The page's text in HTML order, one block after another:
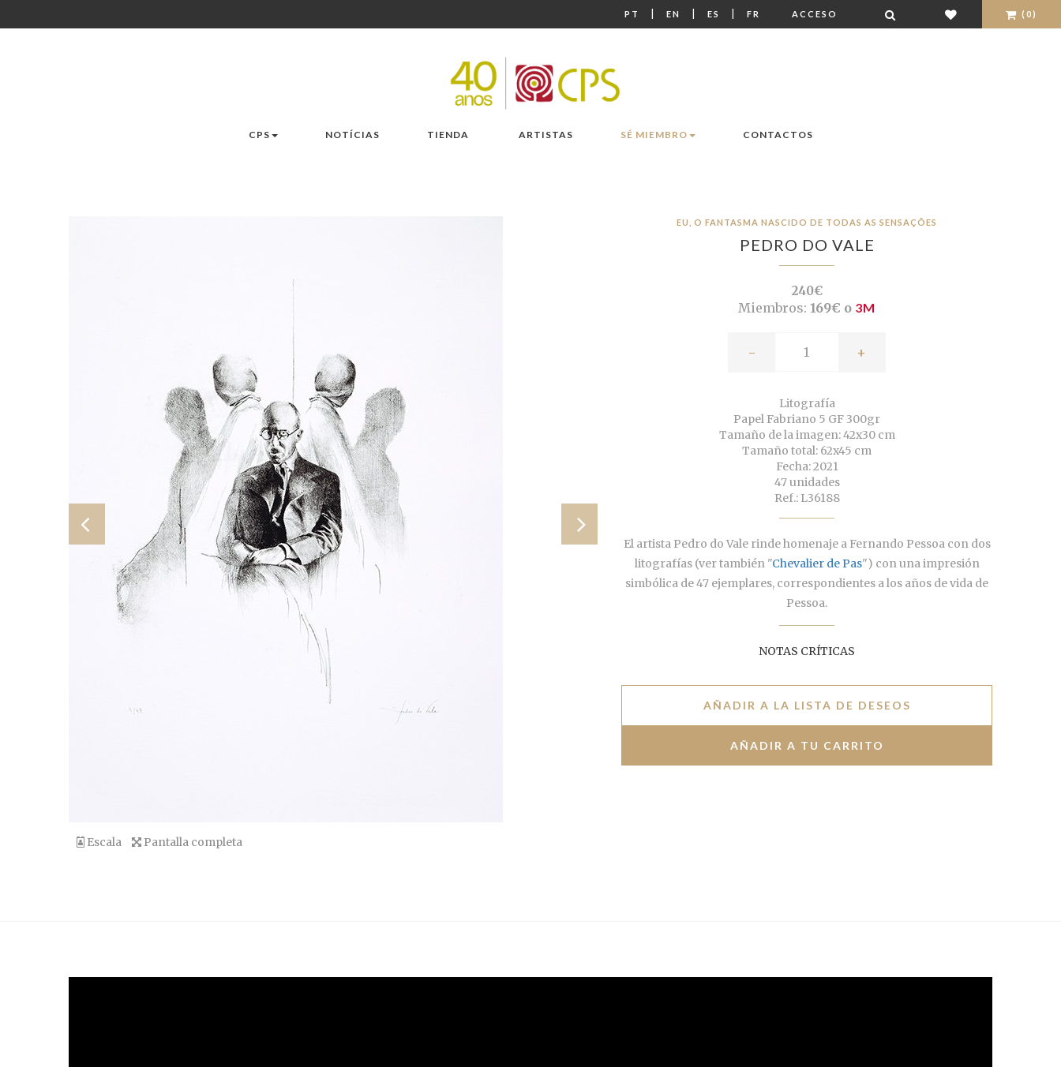
PT | EN | ES | FR ACCESO (0)
CPS NOTÍCIAS TIENDA ARTISTAS SÉ MIEMBRO CONTACTOS
Escala Pantalla completa
EU, O FANTASMA NASCIDO DE TODAS AS SENSAÇÕES
PEDRO DO VALE
240€
Miembros: 169€ o 3M
- +
Litografía
Papel Fabriano 5 GF 300gr
Tamaño de la imagen: 42x30 cm
Tamaño total: 62x45 cm
Fecha: 2021
47 unidades
Ref.: L36188
El artista Pedro do Vale rinde homenaje a Fernando Pessoa con dos
litografías (ver también "Chevalier de Pas") con una impresión
simbólica de 47 ejemplares, correspondientes a los años de vida de
Pessoa.
NOTAS CRÍTICAS
AÑADIR A LA LISTA DE DESEOS